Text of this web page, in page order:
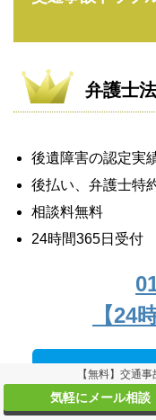
弁護士
後遺障害の認定実
後払い、弁護士特
相談料無料
24時間365日受付
【24
【無料】交通
気軽にメール相談